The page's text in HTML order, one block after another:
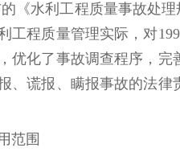
《水利工程质量事故处
工程质量管理实际，对
优化了事故调查程序，
、谎报、瞒报事故的法
范围